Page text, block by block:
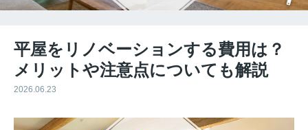
平屋をリノベーションする費用は？
メリットや注意点についても解説
2026.06.23